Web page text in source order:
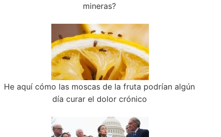
mineras?
He aquí cómo las moscas de la fruta podrían algún
día curar el dolor crónico